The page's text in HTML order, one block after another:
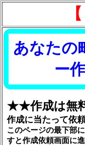
あなたの
ー
★★作成は無
作成に当たって依
このページの最下部
すと作成依頼画面に進